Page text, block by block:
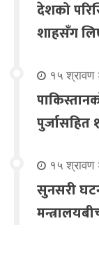
देशको
शाहसँग
१५ श्रावण
पुर्जासहित
१५ श्रावण
सुनसरी